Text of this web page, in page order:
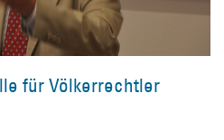
für Völkerrechtler